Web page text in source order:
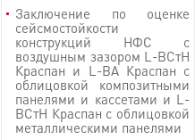
Заключение по оценке
сейсмостойкости
конструкций НФС с
воздушным зазором L-ВСтН
Краспан и L-ВА Краспан с
облицовкой композитными
панелями и кассетами и L-
ВСтН Краспан с облицовкой
металлическими панелями